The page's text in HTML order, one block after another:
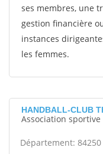
ses membres, une
gestion financière
instances
les femmes.
HANDBALL-CLUB
Association sportive
Département: 84250